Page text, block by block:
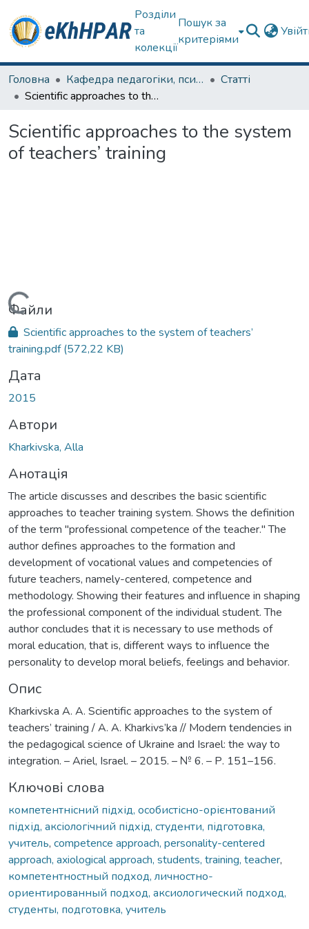
Розділи
та
колекції
Пошук за
критеріями
Головна Кафедра педагогіки, психології, початкової освіти та освітнього менеджменту
Статті
Scientific approaches to the system of teachers’ training
Scientific approaches to the system
of teachers’ training
Вантажиться...
Файли
Scientific approaches to the system of teachers’
training.pdf(572,22 KB)
Дата
2015
Автори
Kharkivska, Alla
Анотація
The article discusses and describes the basic scientific
approaches to teacher training system. Shows the definition
of the term "professional competence of the teacher." The
author defines approaches to the formation and
development of vocational values and competencies of
future teachers, namely-centered, competence and
methodology. Showing their features and influence in shaping
the professional component of the individual student. The
author concludes that it is necessary to use methods of
moral education, that is, different ways to influence the
personality to develop moral beliefs, feelings and behavior.
Опис
Kharkivska A. A. Scientific approaches to the system of
teachers’ training / A. A. Kharkivs’ka // Modern tendencies in
the pedagogical science of Ukraine and Israel: the way to
integration. – Ariel, Israel. – 2015. – № 6. – Р. 151–156.
Ключові слова
компетентнісний підхід, особистісно-орієнтований
підхід, аксіологічний підхід, студенти, підготовка,
учитель, competence approach, personality-centered
approach, axiological approach, students, training, teacher,
компетентностный подход, личностно-
ориентированный подход, аксиологический подход,
студенты, подготовка, учитель